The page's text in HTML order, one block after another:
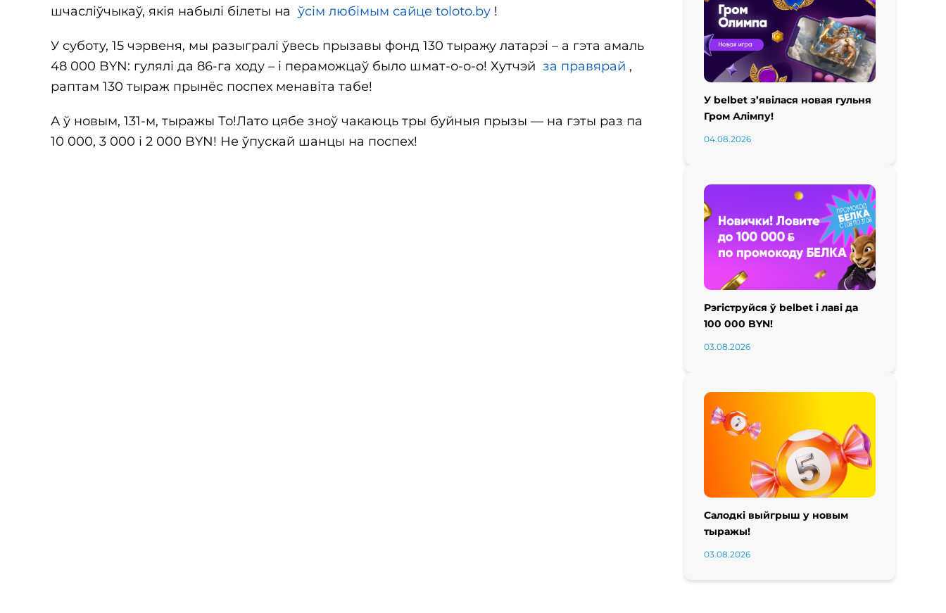
шчасліўчыкаў, якія набылі білеты на ўсім любімым сайце toloto.by !
У суботу, 15 чэрвеня, мы разыгралі ўвесь прызавы фонд 130 тыражу латарэі – а гэта амаль
48 000 BYN: гулялі да 86-га ходу – і пераможцаў было шмат-о-о-о! Хутчэй за правярай ,
раптам 130 тыраж прынёс поспех менавіта табе!
А ў новым, 131-м, тыражы То!Лато цябе зноў чакаюць тры буйныя прызы — на гэты раз па
10 000, 3 000 і 2 000 BYN! Не ўпускай шанцы на поспех!
У belbet з’явілася новая гульня
Гром Алімпу!
04.08.2026
Рэгіструйся ў belbet і лаві да
100 000 BYN!
03.08.2026
Салодкі выйгрыш у новым
тыражы!
03.08.2026